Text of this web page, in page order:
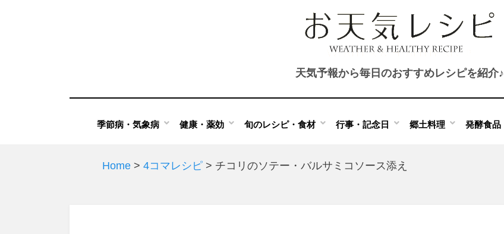
天気予報から毎日のおすすめレシピを紹介♪
季節病・気象病 健康・薬効 旬のレシピ・食材 行事・記念日 郷土料理 発酵食品
Home > 4コマレシピ > チコリのソテー・バルサミコソース添え